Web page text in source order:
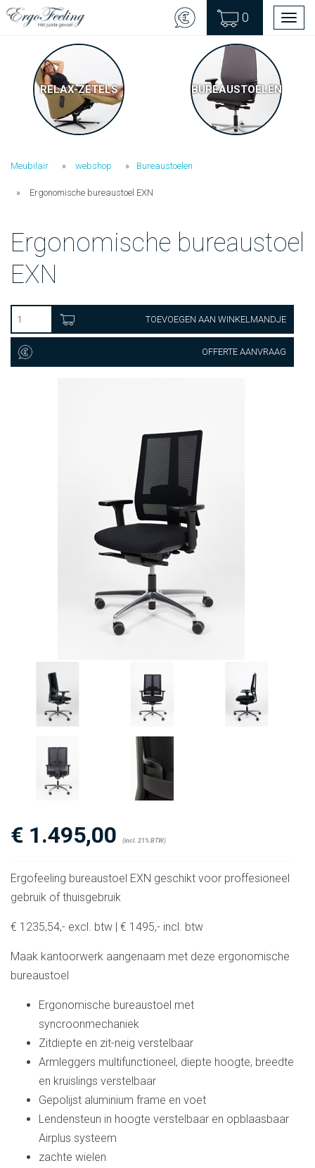
0
RELAX-ZETELS BUREAUSTOELEN
Meubilair webshop Bureaustoelen
Ergonomische bureaustoel EXN
Ergonomische bureaustoel
EXN
TOEVOEGEN AAN WINKELMANDJE
OFFERTE AANVRAAG
€ 1.495,00 (incl. 21% BTW)
Ergofeeling bureaustoel EXN geschikt voor proffesioneel
gebruik of thuisgebruik
€ 1235,54,- excl. btw | € 1495,- incl. btw
Maak kantoorwerk aangenaam met deze ergonomische
bureaustoel
Ergonomische bureaustoel met
syncroonmechaniek
Zitdiepte en zit-neig verstelbaar
Armleggers multifunctioneel, diepte hoogte, breedte
en kruislings verstelbaar
Gepolijst aluminium frame en voet
Lendensteun in hoogte verstelbaar en opblaasbaar
Airplus systeem
zachte wielen